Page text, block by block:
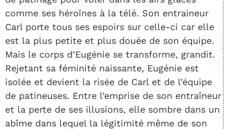
comme ses héroïnes à la télé. Son entraineur
Carl porte tous ses espoirs sur celle-ci car elle
est la plus petite et plus douée de son équipe.
Mais le corps d’Eugénie se transforme, grandit.
Rejetant sa féminité naissante, Eugénie est
isolée et devient la risée de Carl et de l’équipe
de patineuses. Entre l’emprise de son entraîneur
et la perte de ses illusions, elle sombre dans un
abîme dans lequel la légitimité même de son